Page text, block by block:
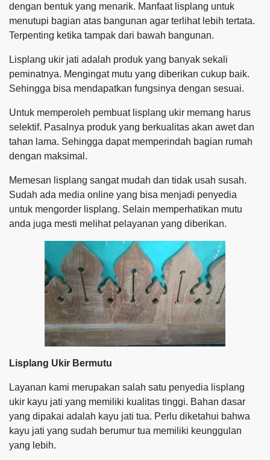
dengan bentuk yang menarik. Manfaat lisplang untuk
menutupi bagian atas bangunan agar terlihat lebih tertata.
Terpenting ketika tampak dari bawah bangunan.
Lisplang ukir jati adalah produk yang banyak sekali
peminatnya. Mengingat mutu yang diberikan cukup baik.
Sehingga bisa mendapatkan fungsinya dengan sesuai.
Untuk memperoleh pembuat lisplang ukir memang harus
selektif. Pasalnya produk yang berkualitas akan awet dan
tahan lama. Sehingga dapat memperindah bagian rumah
dengan maksimal.
Memesan lisplang sangat mudah dan tidak usah susah.
Sudah ada media online yang bisa menjadi penyedia
untuk mengorder lisplang. Selain memperhatikan mutu
anda juga mesti melihat pelayanan yang diberikan.
Lisplang Ukir Bermutu
Layanan kami merupakan salah satu penyedia lisplang
ukir kayu jati yang memiliki kualitas tinggi. Bahan dasar
yang dipakai adalah kayu jati tua. Perlu diketahui bahwa
kayu jati yang sudah berumur tua memiliki keunggulan
yang lebih.